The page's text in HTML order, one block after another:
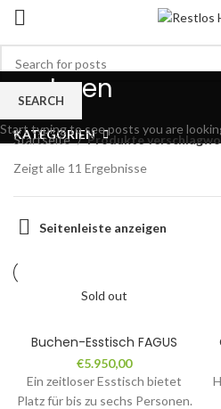
wohnen
KATEGORIEN
Startseite
Produkte
Zeigt alle 11 Ergebnisse
Seitenleiste anzeigen
Sold out
Buchen-Esstisch FAGUS
€5.950,00
Ein zeitloser Esstisch bietet
Platz für bis zu sechs Personen.
SEARCH
Start typing to see posts you are